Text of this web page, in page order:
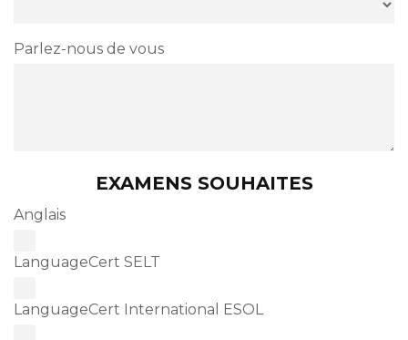
Parlez-nous de vous
EXAMENS SOUHAITES
Anglais
LanguageCert SELT
LanguageCert International ESOL